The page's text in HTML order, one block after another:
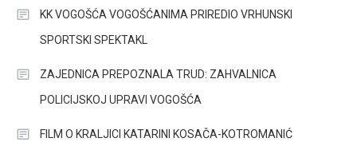
KK VOGOŠĆA VOGOŠĆANIMA PRIREDIO VRHUNSKI
SPORTSKI SPEKTAKL
ZAJEDNICA PREPOZNALA TRUD: ZAHVALNICA
POLICIJSKOJ UPRAVI VOGOŠĆA
FILM O KRALJICI KATARINI KOSAČA-KOTROMANIĆ